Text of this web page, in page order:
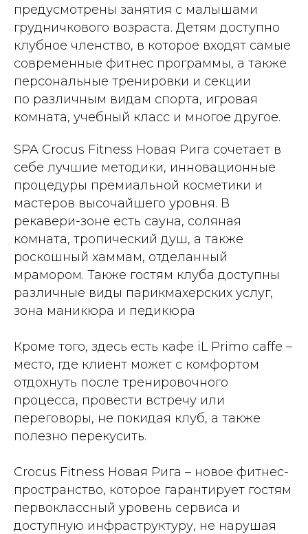
предусмотрены занятия с малышами
грудничкового возраста. Детям доступно
клубное членство, в которое входят самые
современные фитнес программы, а также
персональные тренировки и секции
по различным видам спорта, игровая
комната, учебный класс и многое другое.
SPA Crocus Fitness Новая Рига сочетает в
себе лучшие методики, инновационные
процедуры премиальной косметики и
мастеров высочайшего уровня. В
рекавери-зоне есть сауна, соляная
комната, тропический душ, а также
роскошный хаммам, отделанный
мрамором. Также гостям клуба доступны
различные виды парикмахерских услуг,
зона маникюра и педикюра
Кроме того, здесь есть кафе iL Primo caffe –
место, где клиент может с комфортом
отдохнуть после тренировочного
процесса, провести встречу или
переговоры, не покидая клуб, а также
полезно перекусить.
Crocus Fitness Новая Рига – новое фитнес-
пространство, которое гарантирует гостям
первоклассный уровень сервиса и
доступную инфраструктуру, не нарушая